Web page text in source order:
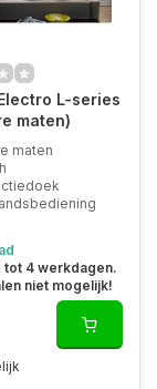
L-series
maten)
maten
tot 4 werkdagen.
niet mogelijk!